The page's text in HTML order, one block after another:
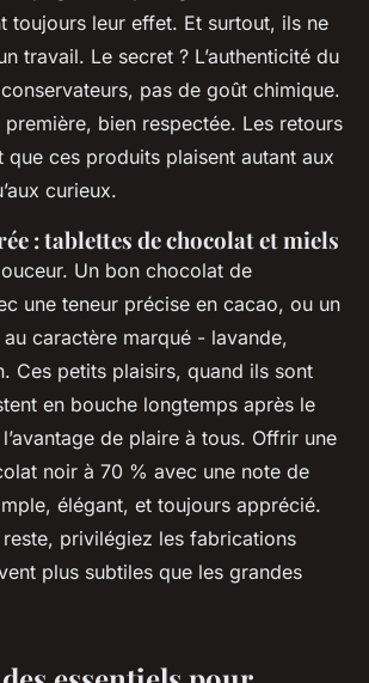
toujours leur effet. Et surtout, ils ne
travail. Le secret ? L’authenticité du
pas de goût chimique.
bien respectée. Les retours
que ces produits plaisent autant aux
curieux.
: tablettes de chocolat et miels
Un bon chocolat de
une teneur précise en cacao, ou un
caractère marqué - lavande,
Ces petits plaisirs, quand ils sont
en bouche longtemps après le
de plaire à tous. Offrir une
noir à 70 % avec une note de
élégant, et toujours apprécié.
privilégiez les fabrications
plus subtiles que les grandes